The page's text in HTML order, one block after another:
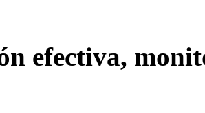
efectiva,